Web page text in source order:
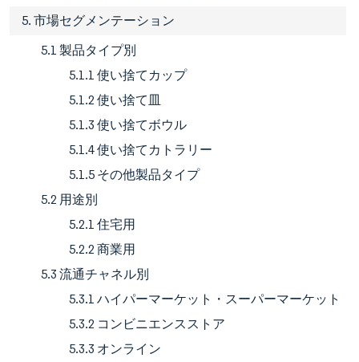
5. 市場セグメンテーション
5.1 製品タイプ別
5.1.1 使い捨てカップ
5.1.2 使い捨て皿
5.1.3 使い捨てボウル
5.1.4 使い捨てカトラリー
5.1.5 その他製品タイプ
5.2 用途別
5.2.1 住宅用
5.2.2 商業用
5.3 流通チャネル別
5.3.1 ハイパーマーケット・スーパーマーケット
5.3.2 コンビニエンスストア
5.3.3 オンライン